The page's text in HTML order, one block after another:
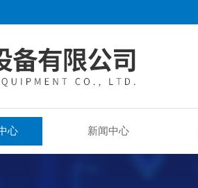
心 新闻中心